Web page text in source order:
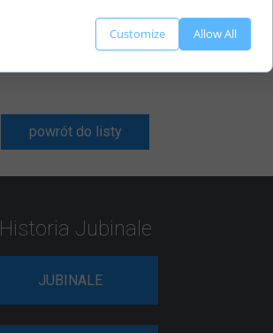
powrót do listy
Historia Jubinale
JUBINALE
Customize Allow All